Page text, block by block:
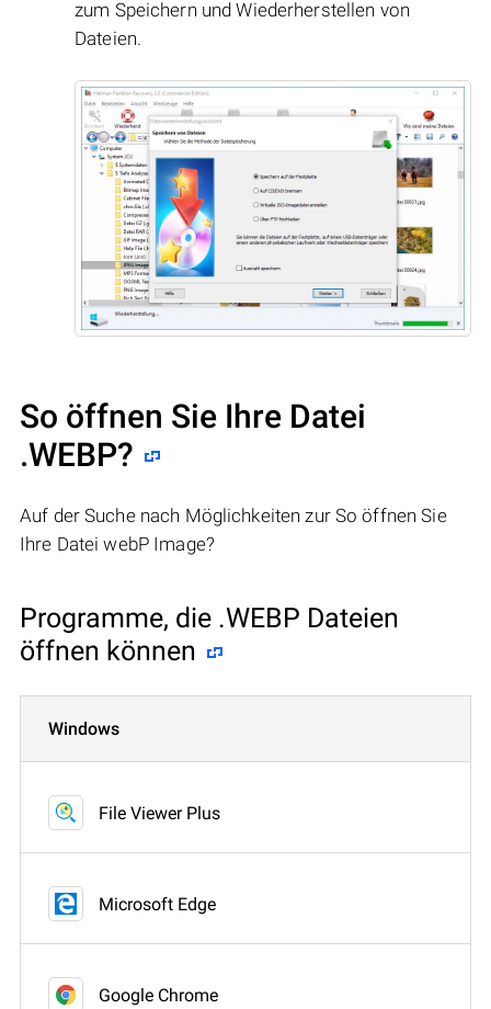
zum Speichern und Wiederherstellen von
Dateien.
So öffnen Sie Ihre Datei
.WEBP?
Auf der Suche nach Möglichkeiten zur So öffnen Sie
Ihre Datei webP Image?
Programme, die .WEBP Dateien
öffnen können
Windows
File Viewer Plus
Microsoft Edge
Google Chrome